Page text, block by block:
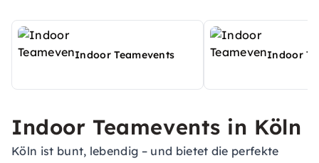
Indoor Teamevents Indoor
Indoor Teamevents in Köln
Köln ist bunt, lebendig – und bietet die perfekte